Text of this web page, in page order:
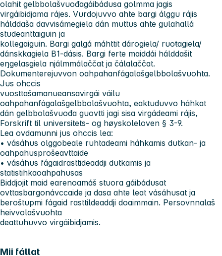
olahit gelbbolašvuođagáibádusa golmma jagis
virgáibidjama rájes. Vurdojuvvo ahte bargi álggu rájis
hálddaša davvisámegiela dán muttus ahte gulahallá
studeanttaiguin ja
kollegaiguin. Bargi galgá máhttit dárogiela/ ruoŧagiela/
dánskkagiela B1-dásis. Bargi ferte maiddái hálddašit
eŋgelasgiela njálmmálaččat ja čálalaččat.
Dokumenterejuvvon oahpahanfágalašgelbbolašvuohta.
Jus ohccis
vuosttašamanueansavirgái váilu
oahpahanfágalašgelbbolašvuohta, eaktuduvvo háhkat
dán gelbbolašvuođa guovtti jagi sisa virgádeami rájis,
Forskrift til universitets- og høyskoleloven § 3-9.
Lea ovdamunni jus ohccis lea:
• vásáhus olggobeale ruhtadeami háhkamis dutkan- ja
oahpahusprošeavttaide
• vásáhus fágaidrasttideaddji dutkamis ja
statistihkaoahpahusas
Biddjojit maid earenoamáš stuora gáibádusat
ovttasbargonávccaide ja dasa ahte leat vásáhusat ja
beroštupmi fágaid rasttildeaddji doaimmain. Persovnnalaš
heivvolašvuohta
deattuhuvvo virgáibidjamis.
Mii fállat